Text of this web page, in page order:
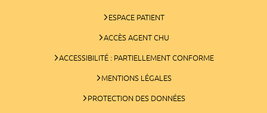
ESPACE PATIENT
ACCÈS AGENT CHU
ACCESSIBILITÉ : PARTIELLEMENT CONFORME
MENTIONS LÉGALES
PROTECTION DES DONNÉES